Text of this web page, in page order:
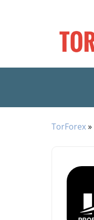
TorForex»